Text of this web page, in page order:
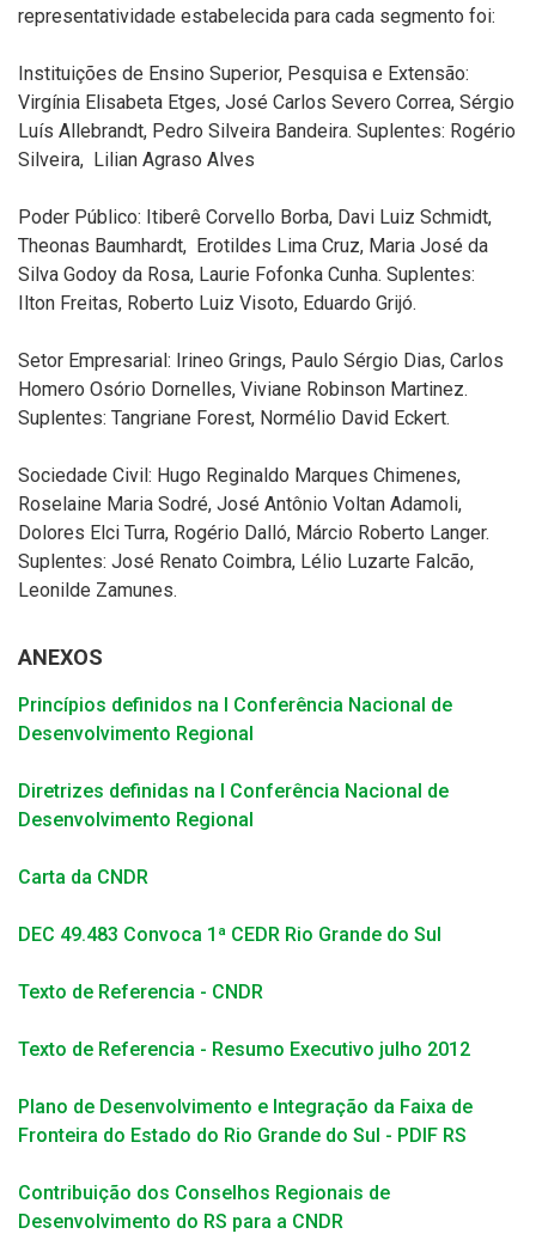
representatividade estabelecida para cada segmento foi:
Instituições de Ensino Superior, Pesquisa e Extensão:
Virgínia Elisabeta Etges, José Carlos Severo Correa, Sérgio
Luís Allebrandt, Pedro Silveira Bandeira. Suplentes: Rogério
Silveira, Lilian Agraso Alves
Poder Público: Itiberê Corvello Borba, Davi Luiz Schmidt,
Theonas Baumhardt, Erotildes Lima Cruz, Maria José da
Silva Godoy da Rosa, Laurie Fofonka Cunha. Suplentes:
Ilton Freitas, Roberto Luiz Visoto, Eduardo Grijó.
Setor Empresarial: Irineo Grings, Paulo Sérgio Dias, Carlos
Homero Osório Dornelles, Viviane Robinson Martinez.
Suplentes: Tangriane Forest, Normélio David Eckert.
Sociedade Civil: Hugo Reginaldo Marques Chimenes,
Roselaine Maria Sodré, José Antônio Voltan Adamoli,
Dolores Elci Turra, Rogério Dalló, Márcio Roberto Langer.
Suplentes: José Renato Coimbra, Lélio Luzarte Falcão,
Leonilde Zamunes.
ANEXOS
Princípios definidos na I Conferência Nacional de
Desenvolvimento Regional
Diretrizes definidas na I Conferência Nacional de
Desenvolvimento Regional
Carta da CNDR
DEC 49.483 Convoca 1ª CEDR Rio Grande do Sul
Texto de Referencia - CNDR
Texto de Referencia - Resumo Executivo julho 2012
Plano de Desenvolvimento e Integração da Faixa de
Fronteira do Estado do Rio Grande do Sul - PDIF RS
Contribuição dos Conselhos Regionais de
Desenvolvimento do RS para a CNDR